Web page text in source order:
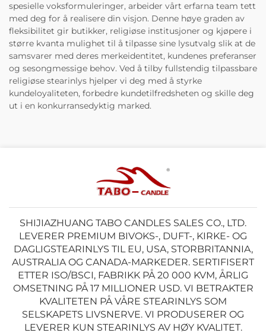
spesielle voksformuleringer, arbeider vårt erfarna team tett
med deg for å realisere din visjon. Denne høye graden av
fleksibilitet gir butikker, religiøse institusjoner og kjøpere i
større kvanta mulighet til å tilpasse sine lysutvalg slik at de
samsvarer med deres merkeidentitet, kundenes preferanser
og sesongmessige behov. Ved å tilby fullstendig tilpassbare
religiøse stearinlys hjelper vi deg med å styrke
kundeloyaliteten, forbedre kundetilfredsheten og skille deg
ut i en konkurransedyktig marked.
SHIJIAZHUANG TABO CANDLES SALES CO., LTD.
LEVERER PREMIUM BIVOKS-, DUFT-, KIRKE- OG
DAGLIGSTEARINLYS TIL EU, USA, STORBRITANNIA,
AUSTRALIA OG CANADA-MARKEDER. SERTIFISERT
ETTER ISO/BSCI, FABRIKK PÅ 20 000 KVM, ÅRLIG
OMSETNING PÅ 17 MILLIONER USD. VI BETRAKTER
KVALITETEN PÅ VÅRE STEARINLYS SOM
SELSKAPETS LIVSNERVE. VI PRODUSERER OG
LEVERER KUN STEARINLYS AV HØY KVALITET.